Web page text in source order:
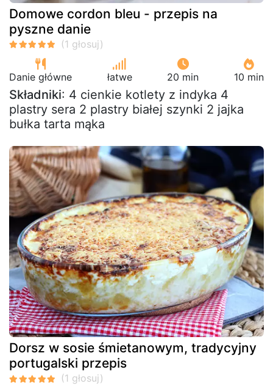
Domowe cordon bleu - przepis na
pyszne danie
Danie główne łatwe 20 min 10 min
Składniki: 4 cienkie kotlety z indyka 4
plastry sera 2 plastry białej szynki 2 jajka
bułka tarta mąka
Dorsz w sosie śmietanowym, tradycyjny
portugalski przepis